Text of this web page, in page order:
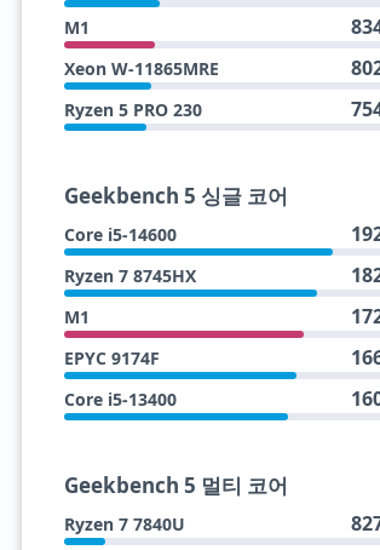
M1
Xeon W-11865MRE
Ryzen 5 PRO 230
Geekbench 5 싱글 코어
Core i5-14600
Ryzen 7 8745HX
M1
EPYC 9174F
Core i5-13400
Geekbench 5 멀티 코어
Ryzen 7 7840U